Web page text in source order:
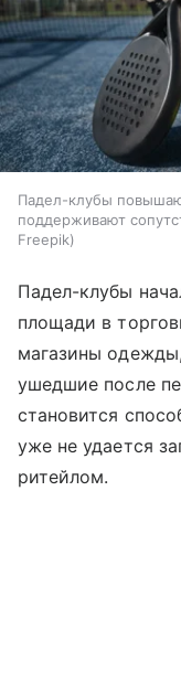
Падел-клубы
поддерживают
Freepik
Падел-клубы
площади в
магазины
ушедшие после
становится
уже не удается
ритейлом.